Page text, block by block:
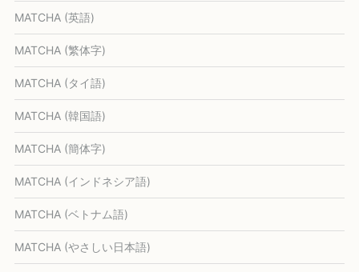
MATCHA (英語)
MATCHA (繁体字)
MATCHA (タイ語)
MATCHA (韓国語)
MATCHA (簡体字)
MATCHA (インドネシア語)
MATCHA (ベトナム語)
MATCHA (やさしい日本語)